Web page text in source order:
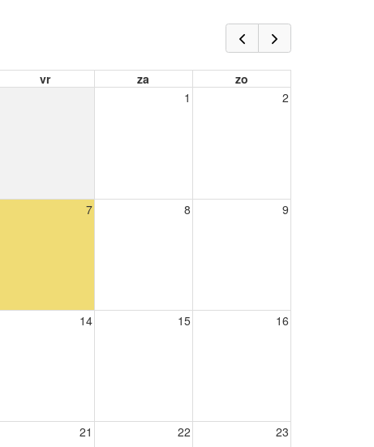
vr za
zo
1
2
7 8 9
14 15 16
21 22 23